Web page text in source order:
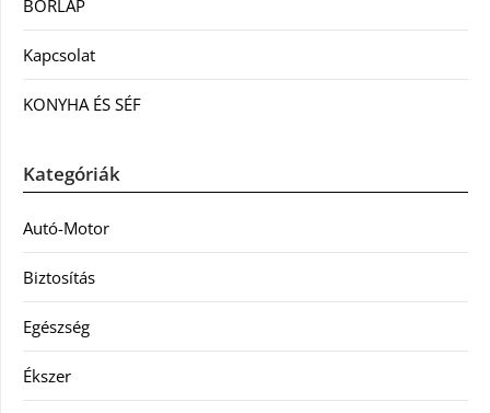
BORLAP
Kapcsolat
KONYHA ÉS SÉF
Kategóriák
Autó-Motor
Biztosítás
Egészség
Ékszer